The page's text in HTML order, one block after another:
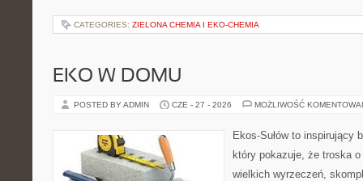
CATEGORIES: ZIELONA CHEMIA I EKO-CHEMIA
EKO W DOMU
POSTED BY ADMIN CZE - 27 - 2026 MOŻLIWOŚĆ
Ekos-Sułów to inspirujący
który pokazuje, że troska
wielkich wyrzeczeń,